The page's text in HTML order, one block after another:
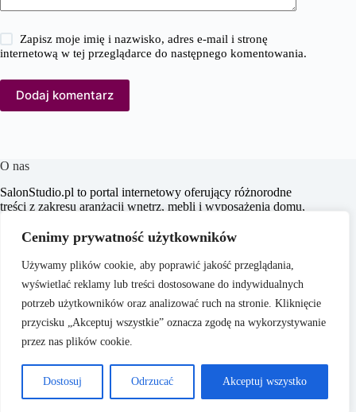
Cenimy prywatność użytkowników
Używamy plików cookie, aby poprawić jakość przeglądania,
wyświetlać reklamy lub treści dostosowane do indywidualnych
potrzeb użytkowników oraz analizować ruch na stronie. Kliknięcie
przycisku „Akceptuj wszystkie” oznacza zgodę na wykorzystywanie
przez nas plików cookie.
Dostosuj Odrzucać Akceptuj wszystko
Zapisz moje imię i nazwisko, adres e-mail i stronę
internetową w tej przeglądarce do następnego komentowania.
Dodaj komentarz
O nas
SalonStudio.pl to portal internetowy oferujący różnorodne
treści z zakresu aranżacji wnętrz, mebli i wyposażenia domu,
celem jest dostarczanie aktualnych informacji, praktycznych
porad oraz inspiracji, które wspierają czytelników w
tworzeniu funkcjonalnych i estetycznych przestrzeni
życiowych.
Copyright © 2026 -
O nas
Polityka Prywatności